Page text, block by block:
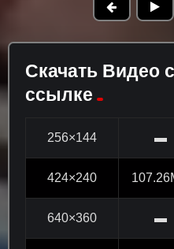
Скачать Видео
ссылке
256×144 ▬
424×240
640×360 ▬